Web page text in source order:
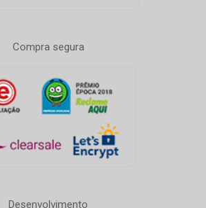
Compra segura
Desenvolvimento